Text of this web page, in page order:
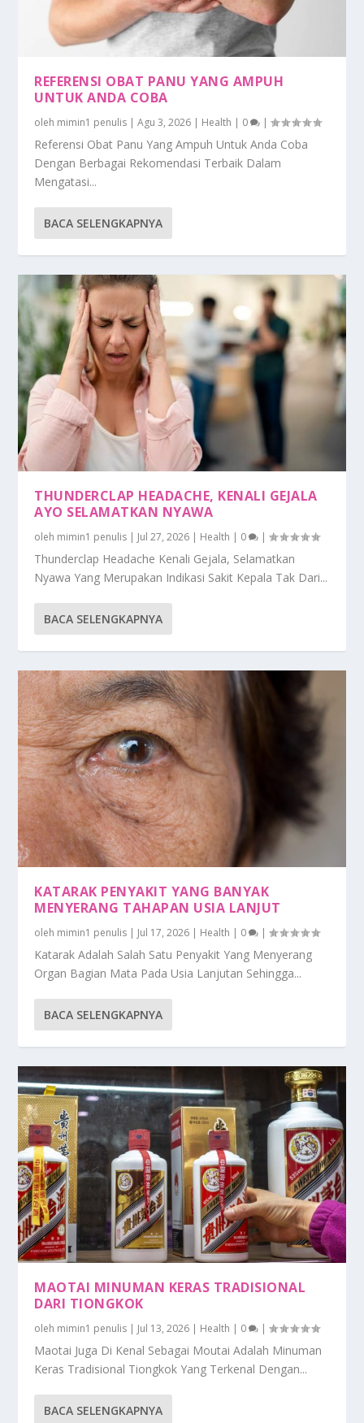
REFERENSI OBAT PANU YANG AMPUH
UNTUK ANDA COBA
oleh mimin1 penulis |Agu 3, 2026 | Health | 0 |
Referensi Obat Panu Yang Ampuh Untuk Anda Coba
Dengan Berbagai Rekomendasi Terbaik Dalam
Mengatasi...
BACA SELENGKAPNYA
THUNDERCLAP HEADACHE, KENALI GEJALA
AYO SELAMATKAN NYAWA
oleh mimin1 penulis | Jul 27, 2026 | Health | 0 |
Thunderclap Headache Kenali Gejala, Selamatkan
Nyawa Yang Merupakan Indikasi Sakit Kepala Tak Dari...
BACA SELENGKAPNYA
KATARAK PENYAKIT YANG BANYAK
MENYERANG TAHAPAN USIA LANJUT
oleh mimin1 penulis | Jul 17, 2026 | Health | 0 |
Katarak Adalah Salah Satu Penyakit Yang Menyerang
Organ Bagian Mata Pada Usia Lanjutan Sehingga...
BACA SELENGKAPNYA
MAOTAI MINUMAN KERAS TRADISIONAL
DARI TIONGKOK
oleh mimin1 penulis | Jul 13, 2026 | Health | 0 |
Maotai Juga Di Kenal Sebagai Moutai Adalah Minuman
Keras Tradisional Tiongkok Yang Terkenal Dengan...
BACA SELENGKAPNYA